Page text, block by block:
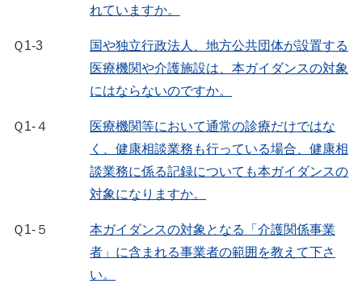
れていますか。
Ｑ1-3
国や独立行政法人、地方公共団体が設置する
医療機関や介護施設は、本ガイダンスの対象
にはならないのですか。
Ｑ1-４
医療機関等において通常の診療だけではな
く、健康相談業務も行っている場合、健康相
談業務に係る記録についても本ガイダンスの
対象になりますか。
Ｑ1-５
本ガイダンスの対象となる「介護関係事業
者」に含まれる事業者の範囲を教えて下さ
い。